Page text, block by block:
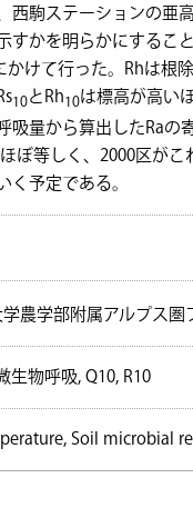
西駒ステーションの亜
すかを明らかにするこ
けて行った。Rhは根
10とRh10は標高が高い
吸量から算出したRa
ぼ等しく、2000区が
予定である。
農学部附属アルプス
生物呼吸, Q10, R10
Soil microbial